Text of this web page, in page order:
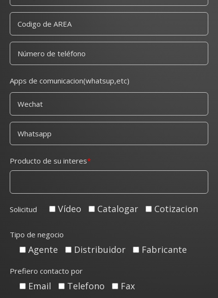
Apps de comunicacion(whatsup,etc)
Producto de su interes
Solicitud Vídeo Catalogar Cotizacion
Tipo de negocio
Agente Distribuidor Fabricante
Prefiero contacto por
Email Telefono Fax